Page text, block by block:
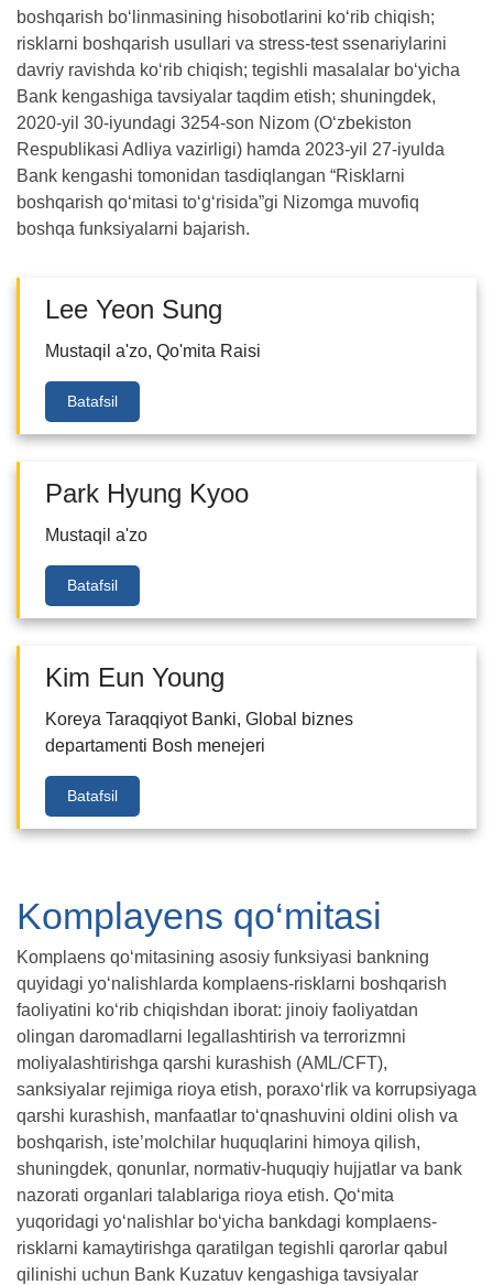
boshqarish bo‘linmasining hisobotlarini ko‘rib chiqish;
risklarni boshqarish usullari va stress-test ssenariylarini
davriy ravishda ko‘rib chiqish; tegishli masalalar bo‘yicha
Bank kengashiga tavsiyalar taqdim etish; shuningdek,
2020-yil 30-iyundagi 3254-son Nizom (O‘zbekiston
Respublikasi Adliya vazirligi) hamda 2023-yil 27-iyulda
Bank kengashi tomonidan tasdiqlangan “Risklarni
boshqarish qo‘mitasi to‘g‘risida”gi Nizomga muvofiq
boshqa funksiyalarni bajarish.
Lee Yeon Sung
Mustaqil a'zo, Qo'mita Raisi
Batafsil
Park Hyung Kyoo
Mustaqil a'zo
Batafsil
Kim Eun Young
Koreya Taraqqiyot Banki, Global biznes
departamenti Bosh menejeri
Batafsil
Komplayens qo‘mitasi
Komplaens qo‘mitasining asosiy funksiyasi bankning
quyidagi yo‘nalishlarda komplaens-risklarni boshqarish
faoliyatini ko‘rib chiqishdan iborat: jinoiy faoliyatdan
olingan daromadlarni legallashtirish va terrorizmni
moliyalashtirishga qarshi kurashish (AML/CFT),
sanksiyalar rejimiga rioya etish, poraxo‘rlik va korrupsiyaga
qarshi kurashish, manfaatlar to‘qnashuvini oldini olish va
boshqarish, iste’molchilar huquqlarini himoya qilish,
shuningdek, qonunlar, normativ-huquqiy hujjatlar va bank
nazorati organlari talablariga rioya etish. Qo‘mita
yuqoridagi yo‘nalishlar bo‘yicha bankdagi komplaens-
risklarni kamaytirishga qaratilgan tegishli qarorlar qabul
qilinishi uchun Bank Kuzatuv kengashiga tavsiyalar